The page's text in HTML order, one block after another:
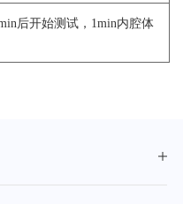
后开始测试，1min内腔体